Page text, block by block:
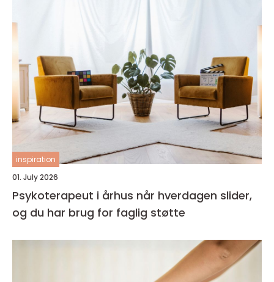
inspiration
01. July 2026
Psykoterapeut i århus når hverdagen slider,
og du har brug for faglig støtte